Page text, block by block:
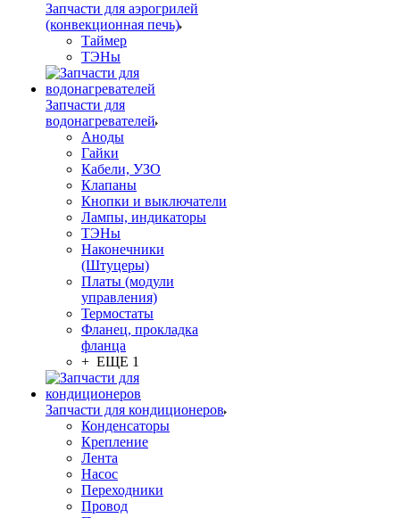
Запчасти для аэрогрилей
(конвекционная печь)
Таймер
ТЭНы
Запчасти для
водонагревателей
Аноды
Гайки
Кабели, УЗО
Клапаны
Кнопки и выключатели
Лампы, индикаторы
ТЭНы
Наконечники
(Штуцеры)
Платы (модули
управления)
Термостаты
Фланец, прокладка
фланца
+ ЕЩЕ 1
Запчасти для кондиционеров
Конденсаторы
Крепление
Лента
Насос
Переходники
Провод